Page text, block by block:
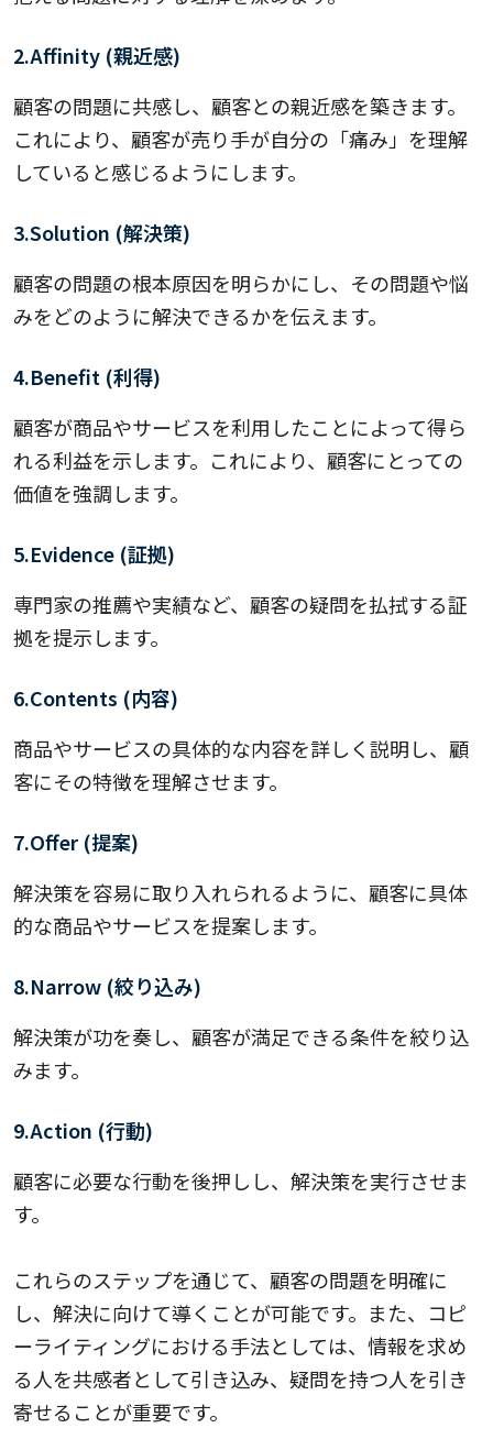
2.Affinity (親近感)
顧客の問題に共感し、顧客との親近感を築きます。
これにより、顧客が売り手が自分の「痛み」を理解
していると感じるようにします。
3.Solution (解決策)
顧客の問題の根本原因を明らかにし、その問題や悩
みをどのように解決できるかを伝えます。
4.Benefit (利得)
顧客が商品やサービスを利用したことによって得ら
れる利益を示します。これにより、顧客にとっての
価値を強調します。
5.Evidence (証拠)
専門家の推薦や実績など、顧客の疑問を払拭する証
拠を提示します。
6.Contents (内容)
商品やサービスの具体的な内容を詳しく説明し、顧
客にその特徴を理解させます。
7.Offer (提案)
解決策を容易に取り入れられるように、顧客に具体
的な商品やサービスを提案します。
8.Narrow (絞り込み)
解決策が功を奏し、顧客が満足できる条件を絞り込
みます。
9.Action (行動)
顧客に必要な行動を後押しし、解決策を実行させま
す。
これらのステップを通じて、顧客の問題を明確に
し、解決に向けて導くことが可能です。また、コピ
ーライティングにおける手法としては、情報を求め
る人を共感者として引き込み、疑問を持つ人を引き
寄せることが重要です。